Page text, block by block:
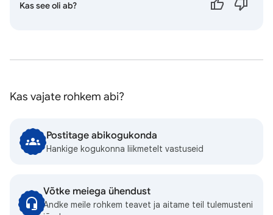
Kas see oli ab?
Kas vajate rohkem abi?
Postitage abikogukonda
Hankige kogukonna liikmetelt vastuseid
Võtke meiega ühendust
Andke meile rohkem teavet ja aitame teil tulemusteni